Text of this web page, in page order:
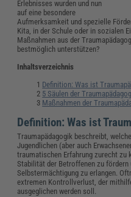
Erlebnisses wurden und nun
auf eine besondere
Aufmerksamkeit und spezielle
Kita, in der Schule oder in sozialen
Maßnahmen aus der
bestmöglich unterstützen?
Inhaltsverzeichnis
Definition: Was ist
5 Säulen der
Maßnahmen der
Definition: Was ist
Traumapädagogik beschreibt,
Jugendlichen (aber auch
traumatischen Erfahrung zurecht
Stabilität der Betroffenen zu fördern
Selbstermächtigung zu erlangen.
extremen Kontrollverlust, der
ausgeglichen werden soll.